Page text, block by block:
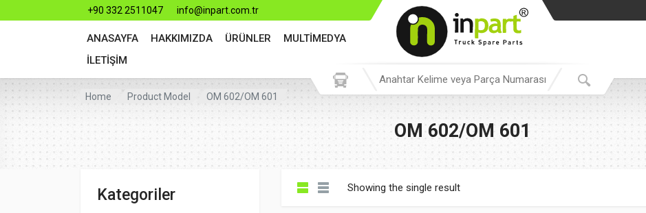
+90 332 2511047 info@inpart.com.tr
ANASAYFA HAKKIMIZDA ÜRÜNLER
MULTİMEDYA
İLETİŞİM
Home Product Model OM 602/OM 601
OM 602/OM 601
Kategoriler Showing the single result